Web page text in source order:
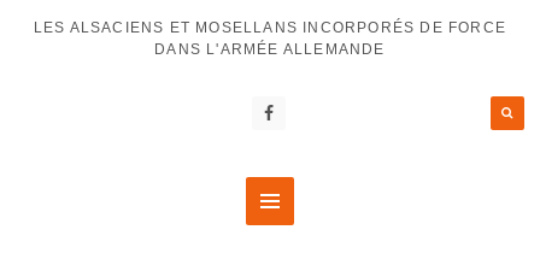
LES ALSACIENS ET MOSELLANS INCORPORÉS DE FORCE
DANS L'ARMÉE ALLEMANDE